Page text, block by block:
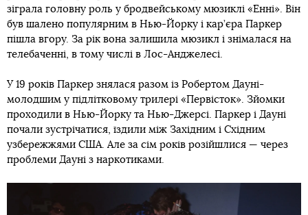
зіграла головну роль у бродвейському мюзиклі «Енні». Він
був шалено популярним в Нью-Йорку і кар’єра Паркер
пішла вгору. За рік вона залишила мюзикл і знімалася на
телебаченні, в тому числі в Лос-Анджелесі.
У 19 років Паркер знялася разом із Робертом Дауні-
молодшим у підлітковому трилері «Первісток». Зйомки
проходили в Нью-Йорку та Нью-Джерсі. Паркер і Дауні
почали зустрічатися, їздили між Західним і Східним
узбережжями США. Але за сім років розійшлися — через
проблеми Дауні з наркотиками.